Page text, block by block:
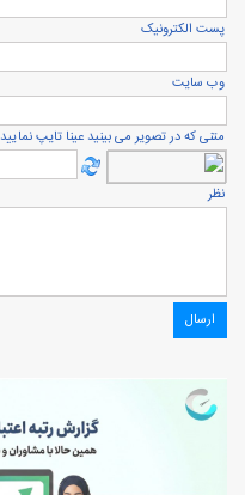
پست الكترونيک
وب سایت
متنی که در تصویر می بینید عینا تایپ نمایید
نظر